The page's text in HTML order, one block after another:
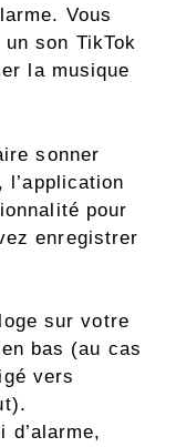
Vous
son TikTok
la musique
sonner
pour
enregistrer
sur votre
bas (au cas
vers
d’alarme,